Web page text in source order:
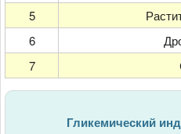
5
6
7
Гликемический